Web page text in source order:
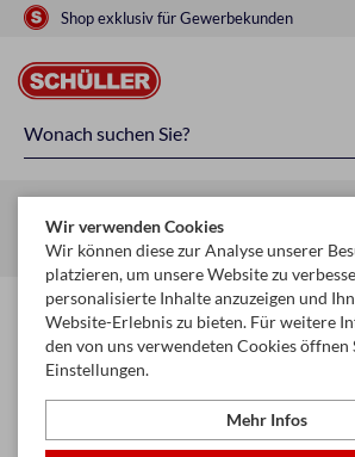
Shop exklusiv für Gewerbekunden
Startseite Raucherbedarf
Wir verwenden Cookies
Wir können diese zur Analyse unserer
platzieren, um unsere Website zu
personalisierte Inhalte anzuzeigen und
Website-Erlebnis zu bieten. Für weitere
den von uns verwendeten Cookies öffnen
Einstellungen.
Mehr Infos